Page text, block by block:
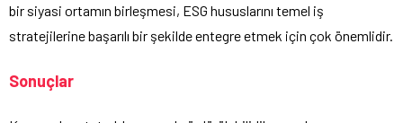
bir siyasi ortamın birleşmesi, ESG hususlarını temel iş
stratejilerine başarılı bir şekilde entegre etmek için çok önemlidir.
Sonuçlar